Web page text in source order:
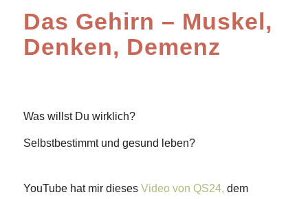
Das Gehirn – Muskel,
Denken, Demenz
Was willst Du wirklich?
Selbstbestimmt und gesund leben?
YouTube hat mir dieses Video von QS24, dem